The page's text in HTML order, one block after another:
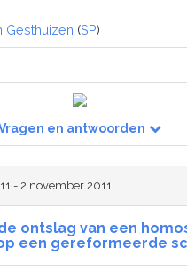
Gesthuizen (SP)
en antwoorden
- 2 november 2011
ontslag van een
een gereformeerde